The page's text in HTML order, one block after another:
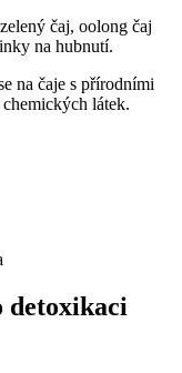
čaj, oolong čaj⁤
na hubnutí.
na ⁢čaje s přírodními
látek.
detoxikaci‍